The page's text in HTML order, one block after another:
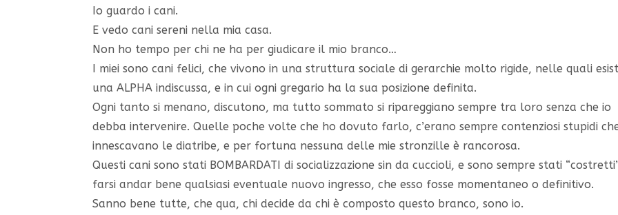
Io guardo i cani.
E vedo cani sereni nella mia casa.
Non ho tempo per chi ne ha per giudicare il mio branco…
I miei sono cani felici, che vivono in una struttura sociale di gerarchie molto rigide, nelle quali
una ALPHA indiscussa, e in cui ogni gregario ha la sua posizione definita.
Ogni tanto si menano, discutono, ma tutto sommato si ripareggiano sempre tra loro senza che io
debba intervenire. Quelle poche volte che ho dovuto farlo, c’erano sempre contenziosi stupidi
innescavano le diatribe, e per fortuna nessuna delle mie stronzille è rancorosa.
Questi cani sono stati BOMBARDATI di socializzazione sin da cuccioli, e sono sempre stati
farsi andar bene qualsiasi eventuale nuovo ingresso, che esso fosse momentaneo o definitivo.
Sanno bene tutte, che qua, chi decide da chi è composto questo branco, sono io.